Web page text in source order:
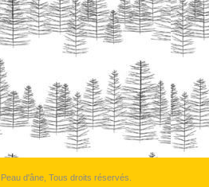
d'âne, Tous droits réservés.